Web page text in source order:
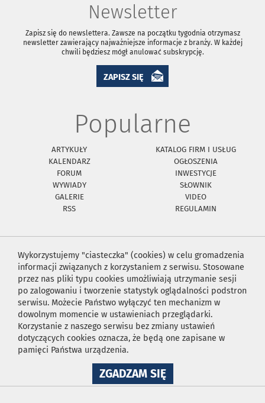
Newsletter
Zapisz się do newslettera. Zawsze na początku tygodnia otrzymasz
newsletter zawierający najważniejsze informacje z branży. W każdej
chwili będziesz mógł anulować subskrypcję.
ZAPISZ SIĘ
Popularne
ARTYKUŁY
KATALOG FIRM I USŁUG
KALENDARZ
OGŁOSZENIA
FORUM
INWESTYCJE
WYWIADY
SŁOWNIK
GALERIE
VIDEO
RSS
REGULAMIN
Wykorzystujemy "ciasteczka" (cookies) w celu gromadzenia
informacji związanych z korzystaniem z serwisu. Stosowane
przez nas pliki typu cookies umożliwiają utrzymanie sesji
po zalogowaniu i tworzenie statystyk oglądalności podstron
serwisu. Możecie Państwo wyłączyć ten mechanizm w
dowolnym momencie w ustawieniach przeglądarki.
Korzystanie z naszego serwisu bez zmiany ustawień
dotyczących cookies oznacza, że będą one zapisane w
pamięci Państwa urządzenia.
ZGADZAM SIĘNA
WYKORZYSTANIE